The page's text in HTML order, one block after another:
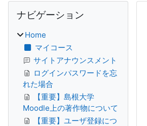
ブロック
ナビゲーション
Home
マイコース
サイトアナウンスメント
ログインパスワードを忘
れた場合
【重要】島根大学
Moodle上の著作物について
【重要】ユーザ登録につ